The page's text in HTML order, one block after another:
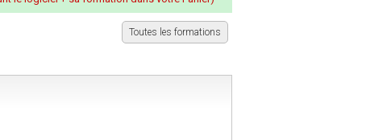
Toutes les formations